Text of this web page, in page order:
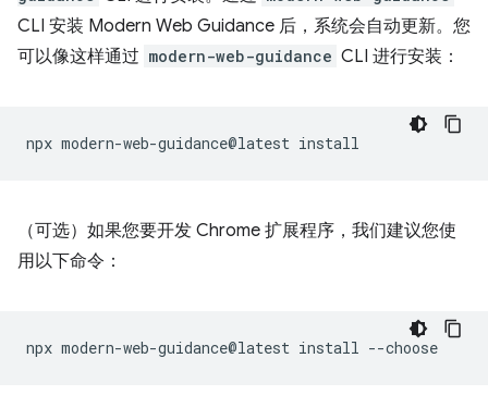
CLI 安装 Modern Web Guidance 后，系统会自动更新。您
可以像这样通过 modern-web-guidance CLI 进行安装：
npx modern-web-guidance@latest
（可选）如果您要开发 Chrome 扩展程序，我们建议您使
用以下命令：
npx modern-web-guidance@latest install